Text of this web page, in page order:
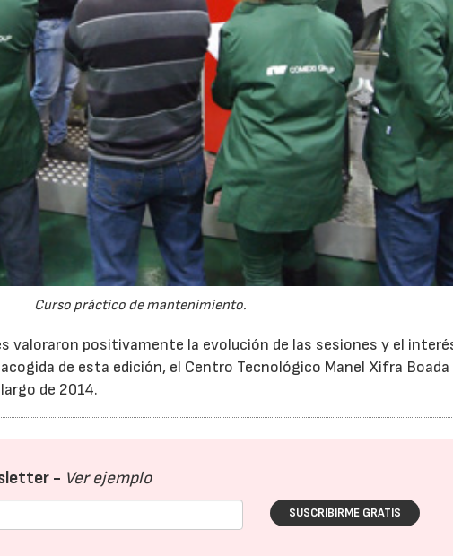
Curso práctico de mantenimiento.
valoraron positivamente la evolución de las sesiones y el
de esta edición, el Centro Tecnológico Manel Xifra Boada
de 2014.
- Ver ejemplo
SUSCRIBIRME GRATIS